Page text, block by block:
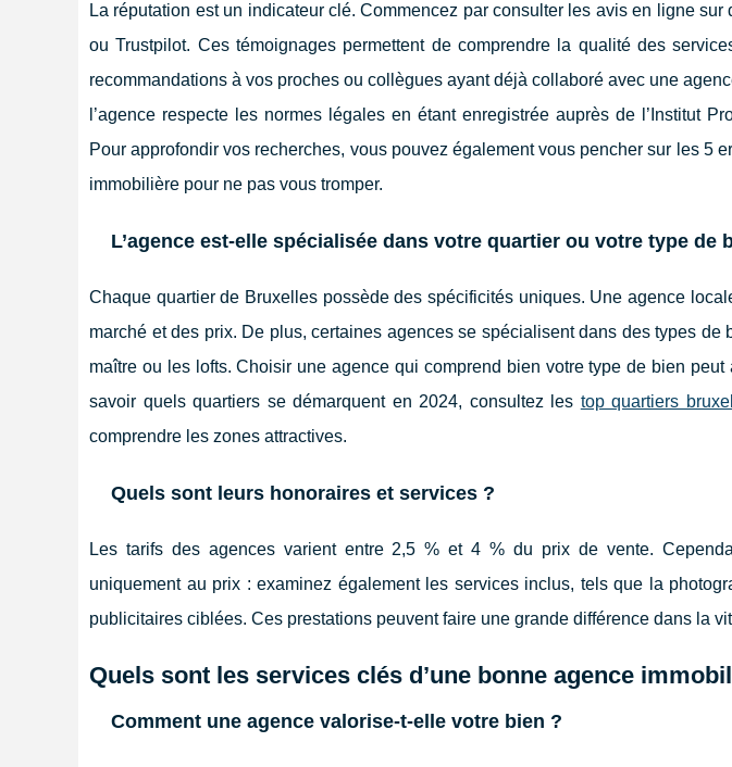
La réputation est un indicateur clé. Commencez par consulter les avis en ligne
ou Trustpilot. Ces témoignages permettent de comprendre la qualité des
recommandations à vos proches ou collègues ayant déjà collaboré avec une
l’agence respecte les normes légales en étant enregistrée auprès de l’Institut
Pour approfondir vos recherches, vous pouvez également vous pencher sur les 5
immobilière pour ne pas vous tromper.
L’agence est-elle spécialisée dans votre quartier ou votre type de
Chaque quartier de Bruxelles possède des spécificités uniques. Une agence
marché et des prix. De plus, certaines agences se spécialisent dans des types
maître ou les lofts. Choisir une agence qui comprend bien votre type de bien
savoir quels quartiers se démarquent en 2024, consultez les top quartiers
comprendre les zones attractives.
Quels sont leurs honoraires et services ?
Les tarifs des agences varient entre 2,5 % et 4 % du prix de vente.
uniquement au prix : examinez également les services inclus, tels que la
publicitaires ciblées. Ces prestations peuvent faire une grande différence dans la
Quels sont les services clés d’une bonne agence
Comment une agence valorise-t-elle votre bien ?